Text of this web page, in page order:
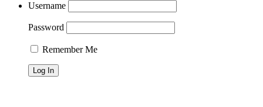
Username
Password
Remember Me